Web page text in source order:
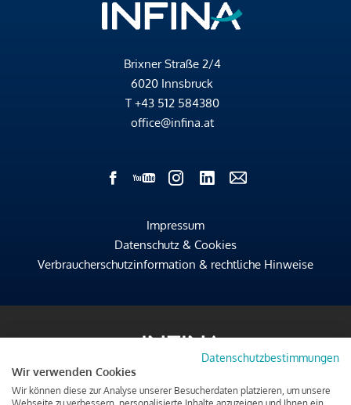
Brixner Straße 2/4
6020 Innsbruck
T +43 512 584380
office@infina.at
Impressum
Datenschutz & Cookies
Verbraucherschutzinformation & rechtliche Hinweise
Datenschutzbestimmungen
Wir verwenden Cookies
Wir können diese zur Analyse unserer Besucherdaten platzieren, um unsere